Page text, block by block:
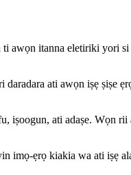
awọn itanna eletiriki yori
daradara ati awọn iṣẹ ṣiṣe
iṣoogun, ati adaṣe. Wọn rii
imọ-ẹrọ kiakia wa ati iṣẹ